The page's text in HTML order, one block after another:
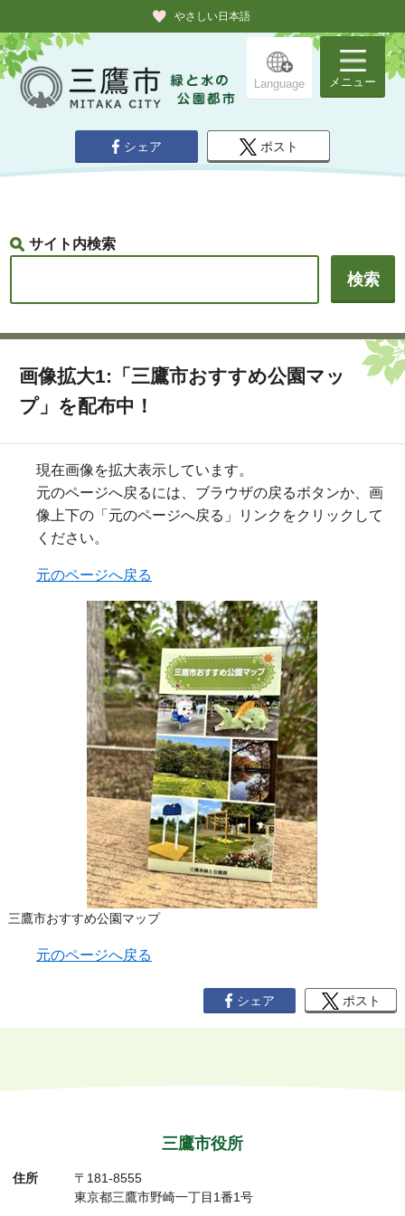
やさしい日本語
Language メニュー
シェア ポスト
サイト内検索
画像拡大1:「三鷹市おすすめ公園マッ
プ」を配布中！
現在画像を拡大表示しています。
元のページへ戻るには、ブラウザの戻るボタンか、画
像上下の「元のページへ戻る」リンクをクリックして
ください。
元のページへ戻る
三鷹市おすすめ公園マップ
元のページへ戻る
シェア ポスト
三鷹市役所
住所
〒181-8555
東京都三鷹市野崎一丁目1番1号